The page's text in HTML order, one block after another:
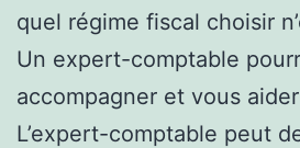
quel régime fiscal choisir
Un expert-comptable
accompagner et vous
L’expert-comptable peut